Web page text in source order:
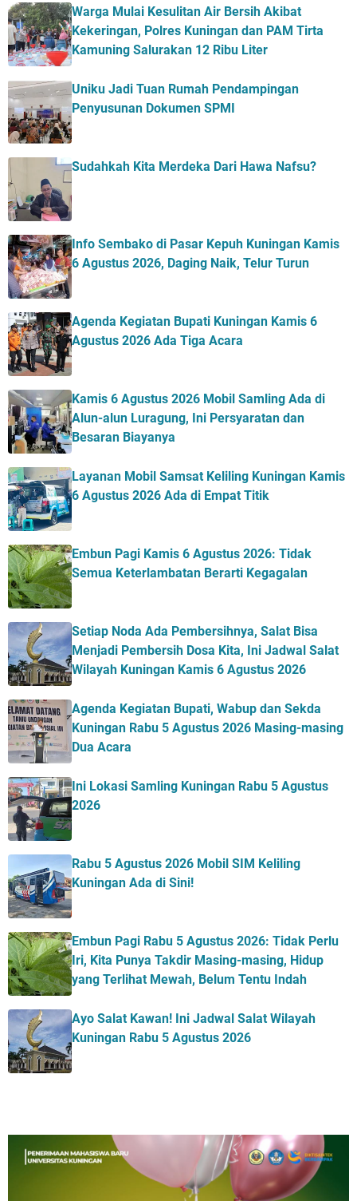
Warga Mulai Kesulitan Air Bersih Akibat
Kekeringan, Polres Kuningan dan PAM Tirta
Kamuning Salurakan 12 Ribu Liter
Uniku Jadi Tuan Rumah Pendampingan
Penyusunan Dokumen SPMI
Sudahkah Kita Merdeka Dari Hawa Nafsu?
Info Sembako di Pasar Kepuh Kuningan Kamis
6 Agustus 2026, Daging Naik, Telur Turun
Agenda Kegiatan Bupati Kuningan Kamis 6
Agustus 2026 Ada Tiga Acara
Kamis 6 Agustus 2026 Mobil Samling Ada di
Alun-alun Luragung, Ini Persyaratan dan
Besaran Biayanya
Layanan Mobil Samsat Keliling Kuningan Kamis
6 Agustus 2026 Ada di Empat Titik
Embun Pagi Kamis 6 Agustus 2026: Tidak
Semua Keterlambatan Berarti Kegagalan
Setiap Noda Ada Pembersihnya, Salat Bisa
Menjadi Pembersih Dosa Kita, Ini Jadwal Salat
Wilayah Kuningan Kamis 6 Agustus 2026
Agenda Kegiatan Bupati, Wabup dan Sekda
Kuningan Rabu 5 Agustus 2026 Masing-masing
Dua Acara
Ini Lokasi Samling Kuningan Rabu 5 Agustus
2026
Rabu 5 Agustus 2026 Mobil SIM Keliling
Kuningan Ada di Sini!
Embun Pagi Rabu 5 Agustus 2026: Tidak Perlu
Iri, Kita Punya Takdir Masing-masing, Hidup
yang Terlihat Mewah, Belum Tentu Indah
Ayo Salat Kawan! Ini Jadwal Salat Wilayah
Kuningan Rabu 5 Agustus 2026